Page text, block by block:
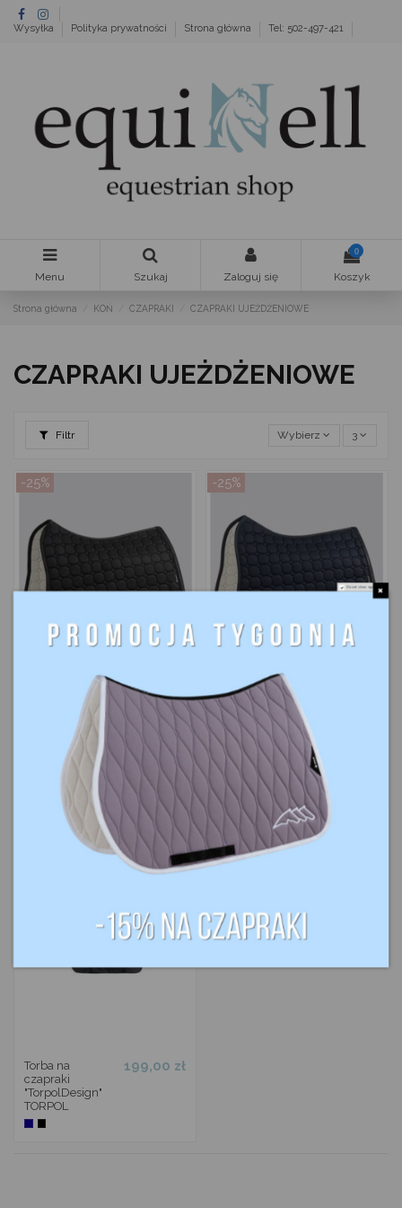
Wysyłka Polityka prywatności Strona główna Tel: 502-497-421
Menu Szukaj Zaloguj się
0
Koszyk
Strona główna KOŃ CZAPRAKI CZAPRAKI UJEŻDŻENIOWE
CZAPRAKI UJEŻDŻENIOWE
Filtr Wybierz 3
-25%
ujeżdżeniowy
Eqcrystaro
EQUILINE czarny
389,25 zł
519,00 zł
-25%
Czaprak
ujeżdżeniowy
Eqcrystaro
EQUILINE
granatowy
Torba na
czapraki
"TorpolDesign"
TORPOL
199,00 zł
Do not show again.